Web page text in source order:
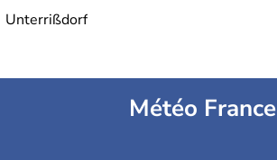
Unterrißdorf
Météo France